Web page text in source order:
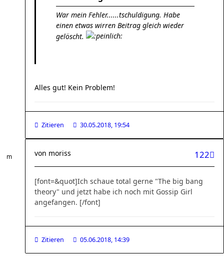
War mein Fehler......tschuldigung. Habe
einen etwas wirren Beitrag gleich wieder
gelöscht.
Alles gut! Kein Problem!
Zitieren 30.05.2018, 19:54
122
von moriss
[font=&quot]Ich schaue total gerne "The big bang
theory" und jetzt habe ich noch mit Gossip Girl
angefangen. [/font]
Zitieren 05.06.2018, 14:39